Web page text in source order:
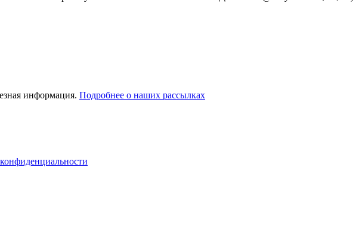
информация. Подробнее о наших рассылках